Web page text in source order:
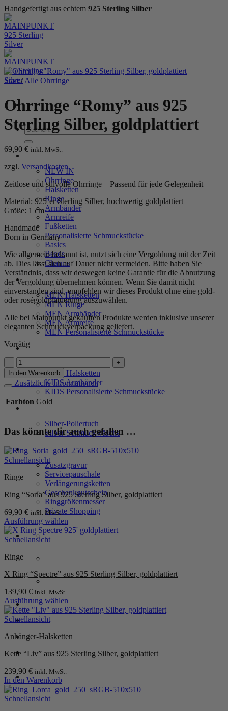
Handgefertigt aus echtem 925 Sterling Silber
Zum
Inhalt
springen
Suchen
nach:
NEW IN
Ohrringe
Halsketten
Ringe
Armbänder
Armreife
Fußketten
Personalisierte Schmuckstücke
Basics
Beads
Charms
MEN
MEN Halsketten
MEN Ringe
MEN Armbänder
MEN Armreife
MEN Personalisierte Schmuckstücke
KIDS
KIDS Halsketten
KIDS Armbänder
KIDS Personalisierte Schmuckstücke
Silber-Poliertuch
Silber-Schmuckwäsche
SERVICE
Zusatzgravur
Servicepauschale
Verlängerungsketten
Geschenkgutschein
Ringgrößenmesser
Private Shopping
Anmelden / Registrieren
Warenkorb /0,00
0
Start / Alle Ohrringe
Ohrringe “Romy” aus 925
Sterling Silber, goldplattiert
69,90 € inkl. MwSt.
zzgl. Versandkosten
Zeitlose und stilvolle Ohrringe – Passend für jede Gelegenheit
Material: 925’er Sterling Silber, hochwertig goldplattiert
Größe: 1 cm
Handmade
Born in Germany
Wie allgemein bekannt ist, nutzt sich eine Vergoldung mit der Zeit
ab. Dies lässt sich auf Dauer nicht vermeiden. Bitte haben Sie
Verständnis, dass wir deswegen keine Garantie für die Abnutzung
der Vergoldung übernehmen können. Wenn Sie damit nicht
einverstanden sind, empfehlen wir dieses Produkt ohne eine gold-
oder roségoldplattierung auszuwählen.
Alle bei Mainpunkt gekauften Produkte werden inklusive unserer
eleganten Schmuckverpackung geliefert.
Vorrätig
Ohrringe
"Romy"
aus
925
Sterling
Silber,
Menge
In den Warenkorb
Zusätzliche Informationen
Farbton Gold
Das könnte dir auch gefallen …
Schnellansicht
Ringe
Ring “Soria” aus 925 Sterling Silber, goldplattiert
69,90 € inkl. MwSt.
Ausführung wählen
Dieses
Produkt
mehrere
auf.
Optionen
können
auf
der
gewählt
werden
Schnellansicht
Ringe
X Ring “Spectre” aus 925 Sterling Silber, goldplattiert
139,90 € inkl. MwSt.
Ausführung wählen
Dieses
Produkt
mehrere
auf.
Optionen
können
auf
der
Schnellansicht
Anhänger-Halsketten
Kette “Liv” aus 925 Sterling Silber, goldplattiert
239,90 € inkl. MwSt.
In den Warenkorb
Schnellansicht